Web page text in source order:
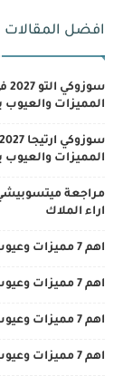
افضل المقالات
المميزات والعيوب
المميزات والعيوب
اراء الملاك
اهم 7 مميزات وعيوب هيونداي فينيو 2027 وتقييم شامل لها
اهم 7 مميزات وعيوب شيفروليه كروز 2027 ومقارنتها بالمنافسين
اهم 7 مميزات وعيوب كايي E5 2027 ومقارنتها بالمنافسين
اهم 7 مميزات وعيوب دونج فينج 008 2026 واراء الملاك فيها